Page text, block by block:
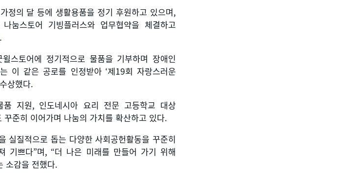
가정의 달 등에 생활용품을 정기 후원하고 있으며,
눔스토어 기빙플러스와 업무협약을 체결하고
.
스토어에 정기적으로 물품을 기부하며 장애인
이 같은 공로를 인정받아‘제19회 자랑스러운
상했다.
품 지원, 인도네시아 요리 전문 고등학교 대상
준히 이어가며 나눔의 가치를 확산하고 있다.
실질적으로 돕는 다양한 사회공헌활동을 꾸준히
기쁘다”며, “더 나은 미래를 만들어 가기 위해
소감을 전했다.